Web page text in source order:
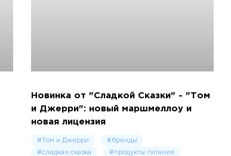
Новинка от "Сладкой Сказки" - "Том
и Джерри": новый маршмеллоу и
новая лицензия
#Том и Джерри
#бренды
#сладкая сказка
#продукты питания